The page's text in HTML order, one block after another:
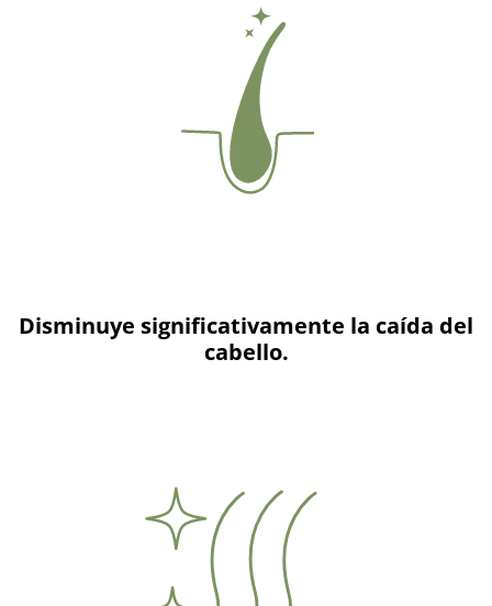
Disminuye significativamente la caída del
cabello.